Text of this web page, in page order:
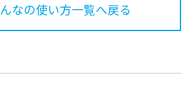
なの使い方一覧へ戻る